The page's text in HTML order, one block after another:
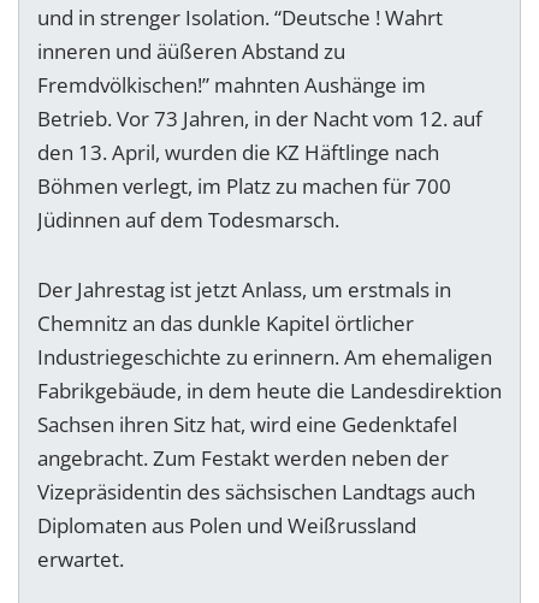
und in strenger Isolation. “Deutsche ! Wahrt
inneren und äüßeren Abstand zu
Fremdvölkischen!” mahnten Aushänge im
Betrieb. Vor 73 Jahren, in der Nacht vom 12. auf
den 13. April, wurden die KZ Häftlinge nach
Böhmen verlegt, im Platz zu machen für 700
Jüdinnen auf dem Todesmarsch.
Der Jahrestag ist jetzt Anlass, um erstmals in
Chemnitz an das dunkle Kapitel örtlicher
Industriegeschichte zu erinnern. Am ehemaligen
Fabrikgebäude, in dem heute die Landesdirektion
Sachsen ihren Sitz hat, wird eine Gedenktafel
angebracht. Zum Festakt werden neben der
Vizepräsidentin des sächsischen Landtags auch
Diplomaten aus Polen und Weißrussland
erwartet.